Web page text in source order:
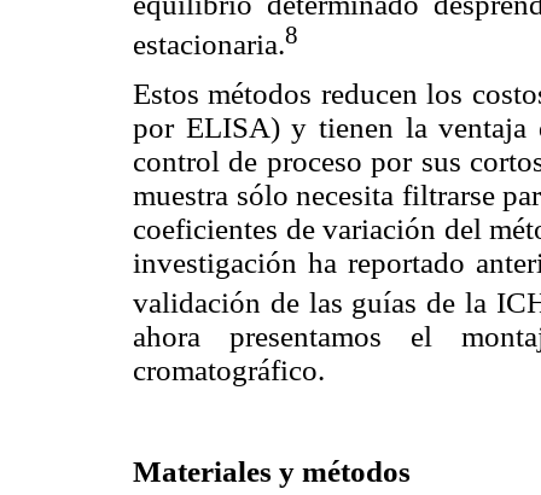
estacionaria.8
Estos métodos reducen los
por ELISA) y tienen la ventaja
control de proceso por sus
muestra sólo necesita filtrarse
coeficientes de variación del
investigación ha reportado
validación de las guías de la
ahora presentamos el
cromatográfico.
Materiales y métodos